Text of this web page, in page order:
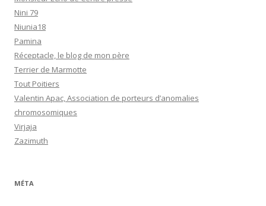
Nini 79
Niunia18
Pamina
Réceptacle, le blog de mon père
Terrier de Marmotte
Tout Poitiers
Valentin Apac, Association de porteurs d’anomalies
chromosomiques
Virjaja
Zazimuth
MÉTA